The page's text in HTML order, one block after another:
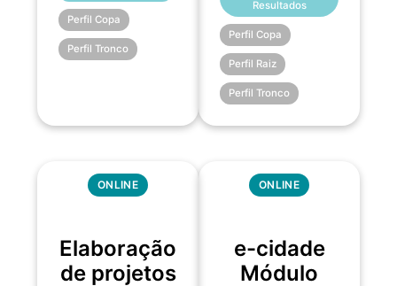
Perfil Copa
Perfil Tronco
Resultados
Perfil Copa
Perfil Raiz
Perfil Tronco
ONLINE
Elaboração
de projetos
ONLINE
e-cidade
Módulo